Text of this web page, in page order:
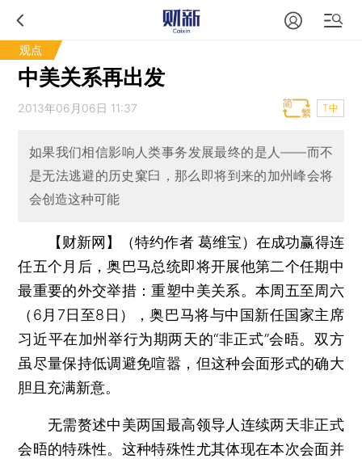
观点
中美关系再出发
2013年06月06日 11:37 T中
如果我们相信影响人类事务发展最终的是人——而不
是无法逃避的历史窠臼，那么即将到来的加州峰会将
会创造这种可能
【财新网】（特约作者 葛维宝）在成功赢得连
任五个月后，奥巴马总统即将开展他第二个任期中
最重要的外交举措：重塑中美关系。本周五至周六
（6月7日至8日），奥巴马将与中国新任国家主席
习近平在加州举行为期两天的“非正式”会晤。双方
虽尽量保持低调避免喧嚣，但这种会面形式的确大
胆且充满新意。
无需赘述中美两国最高领导人连续两天非正式
会晤的特殊性。这种特殊性尤其体现在本次会面并